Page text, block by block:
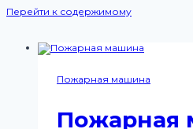
Перейти к содержимому
Пожарная машина
Пожарная